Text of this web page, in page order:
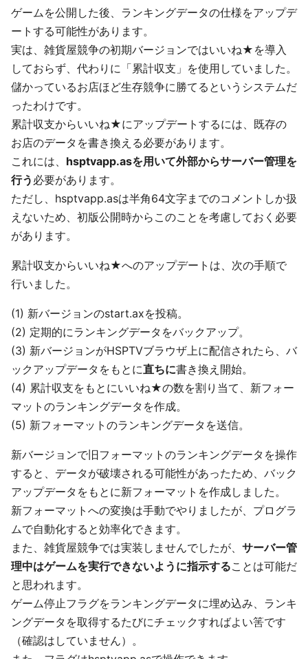
ゲームを公開した後、ランキングデータの仕様をアップデ
ートする可能性があります。
実は、雑貨屋競争の初期バージョンではいいね★を導入
しておらず、代わりに「累計収支」を使用していました。
儲かっているお店ほど生存競争に勝てるというシステムだ
ったわけです。
累計収支からいいね★にアップデートするには、既存の
お店のデータを書き換える必要があります。
これには、 hsptvapp.asを用いて外部からサーバー管理を
行う 必要があります。
ただし、hsptvapp.asは半角64文字までのコメントしか扱
えないため、初版公開時からこのことを考慮しておく必要
があります。
累計収支からいいね★へのアップデートは、次の手順で
行いました。
(1) 新バージョンのstart.axを投稿。
(2) 定期的にランキングデータをバックアップ。
(3) 新バージョンがHSPTVブラウザ上に配信されたら、バ
ックアップデータをもとに直ちに書き換え開始。
(4) 累計収支をもとにいいね★の数を割り当て、新フォー
マットのランキングデータを作成。
(5) 新フォーマットのランキングデータを送信。
新バージョンで旧フォーマットのランキングデータを操作
すると、データが破壊される可能性があったため、バック
アップデータをもとに新フォーマットを作成しました。
新フォーマットへの変換は手動でやりましたが、プログラ
ムで自動化すると効率化できます。
また、雑貨屋競争では実装しませんでしたが、 サーバー管
理中はゲームを実行できないように指示することは可能だ
と思われます。
ゲーム停止フラグをランキングデータに埋め込み、ランキ
ングデータを取得するたびにチェックすればよい筈です
（確認はしていません）。